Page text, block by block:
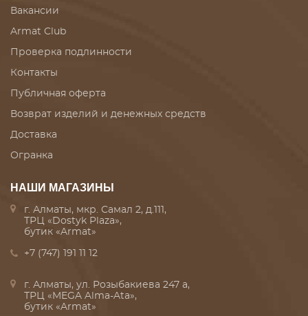
Вакансии
Armat Club
Проверка подлинности
Контакты
Публичная оферта
Возврат изделий и денежных средств
Доставка
Огранка
НАШИ МАГАЗИНЫ
г. Алматы, мкр. Самал 2, д.111,
ТРЦ «Dostyk Plaza»,
бутик «Armat»
+7 (747) 191 11 12
г. Алматы, ул. Розыбакиева 247 а,
ТРЦ «MEGA Alma-Ata»,
бутик «Armat»